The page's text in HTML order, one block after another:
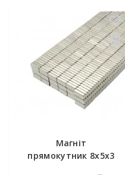
Магніт
прямокутник 8х5х3